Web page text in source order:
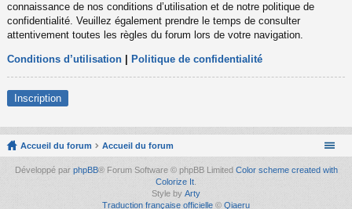
connaissance de nos conditions d’utilisation et de notre politique de
confidentialité. Veuillez également prendre le temps de consulter
attentivement toutes les règles du forum lors de votre navigation.
Conditions d’utilisation Politique de confidentialité
Inscription
Accueil du forum Accueil du forum
Développé par phpBB® Forum Software © phpBB Limited Color scheme created with
Colorize It.
Style by Arty
Traduction française officielle © Qiaeru